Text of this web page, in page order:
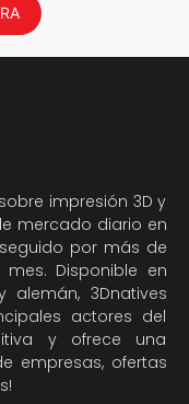
impresión 3D y
mercado diario en
por más de
Disponible en
alemán, 3Dnatives
actores del
y ofrece una
empresas, ofertas